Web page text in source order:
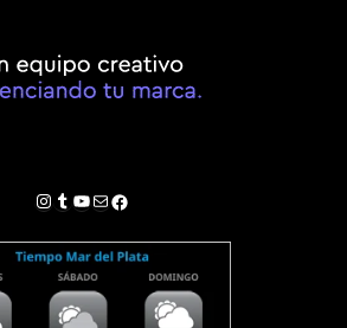
Instagram
Tumblr
YouTube
Correo electrónico
Facebook